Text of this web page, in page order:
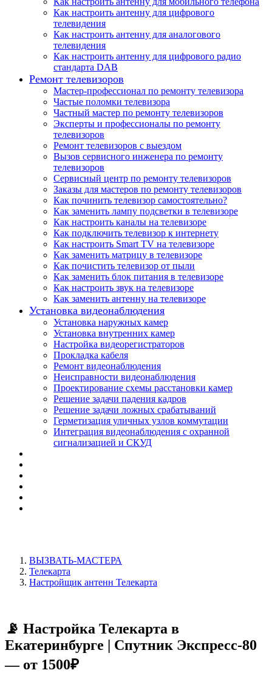
Как настроить антенну для цифрового
телевидения
Как настроить антенну для аналогового
телевидения
Как настроить антенну для цифрового радио
стандарта DAB
Ремонт телевизоров
Мастер-профессионал по ремонту телевизора
Частые поломки телевизора
Частный мастер по ремонту телевизоров
Эксперты и профессионалы по ремонту
телевизоров
Ремонт телевизоров с выездом
Вызов сервисного инженера по ремонту
телевизоров
Сервисный центр по ремонту телевизоров
Заказы для мастеров по ремонту телевизоров
Как починить телевизор самостоятельно?
Как заменить лампу подсветки в телевизоре
Как настроить каналы на телевизоре
Как подключить телевизор к интернету
Как настроить Smart TV на телевизоре
Как заменить матрицу в телевизоре
Как почистить телевизор от пыли
Как заменить блок питания в телевизоре
Как настроить звук на телевизоре
Как заменить антенну на телевизоре
Установка видеонаблюдения
Установка наружных камер
Установка внутренних камер
Настройка видеорегистраторов
Прокладка кабеля
Ремонт видеонаблюдения
Неисправности видеонаблюдения
Проектирование схемы расстановки камер
Решение задачи падения кадров
Решение задачи ложных срабатываний
Герметизация уличных узлов коммутации
Интеграция видеонаблюдения с охранной
сигнализацией и СКУД
ВЫЗВАТЬ-МАСТЕРА
Телекарта
Настройщик антенн Телекарта
📡 Настройка Телекарта в
Екатеринбурге | Спутник Экспресс-80
— от 1500₽